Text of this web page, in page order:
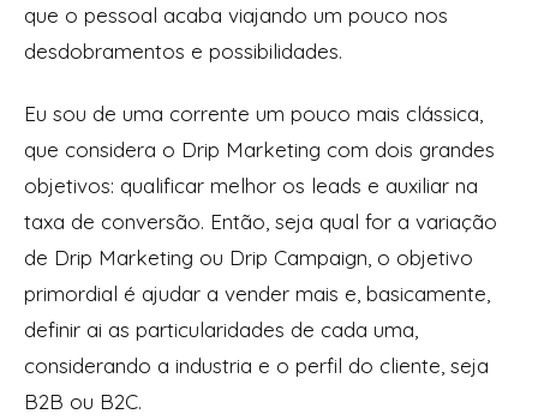
que o pessoal acaba viajando um pouco nos
desdobramentos e possibilidades.
Eu sou de uma corrente um pouco mais clássica,
que considera o Drip Marketing com dois grandes
objetivos: qualificar melhor os leads e auxiliar na
taxa de conversão. Então, seja qual for a variação
de Drip Marketing ou Drip Campaign, o objetivo
primordial é ajudar a vender mais e, basicamente,
definir ai as particularidades de cada uma,
considerando a industria e o perfil do cliente, seja
B2B ou B2C.